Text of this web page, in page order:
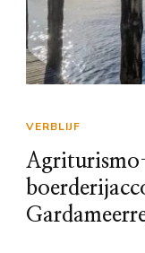
VERBLIJF